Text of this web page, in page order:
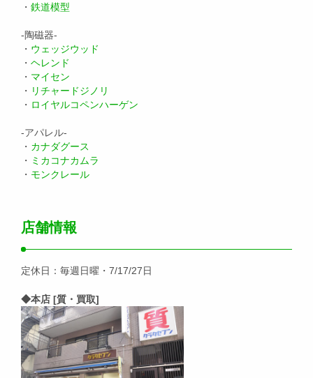
・ 鉄道模型
-陶磁器-
・ ウェッジウッド
・ ヘレンド
・ マイセン
・ リチャードジノリ
・ ロイヤルコペンハーゲン
-アパレル-
・ カナダグース
・ ミカコナカムラ
・ モンクレール
店舗情報
定休日：毎週日曜・7/17/27日
◆本店 [質・買取]